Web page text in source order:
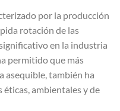
por la producción
rotación de las
en la industria
permitido que más
asequible, también ha
ambientales y de